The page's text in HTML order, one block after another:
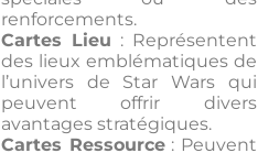
renforcements.
Cartes Lieu : Représentent
des lieux emblématiques de
l’univers de Star Wars qui
peuvent offrir divers
avantages stratégiques.
Cartes Ressource: Peuvent